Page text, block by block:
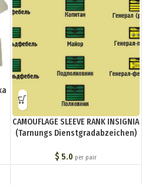
CAMOUFLAGE SLEEVE RANK INSIGNIA
(Tarnungs Dienstgradabzeichen)
камуфлированной униформы
М1942) M4-185-Z
$ 5.0 per pair